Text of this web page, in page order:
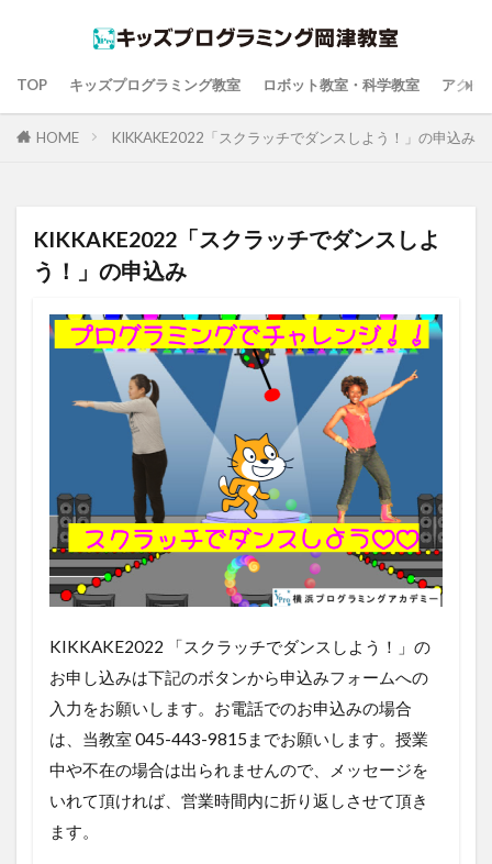
TOP キッズプログラミング教室 ロボット教室・科学教室 アクセ
HOME KIKKAKE2022「スクラッチでダンスしよう！」の申込み
KIKKAKE2022「スクラッチでダンスしよ
う！」の申込み
KIKKAKE2022 「スクラッチでダンスしよう！」の
お申し込みは下記のボタンから申込みフォームへの
入力をお願いします。お電話でのお申込みの場合
は、当教室 045-443-9815までお願いします。授業
中や不在の場合は出られませんので、メッセージを
いれて頂ければ、営業時間内に折り返しさせて頂き
ます。